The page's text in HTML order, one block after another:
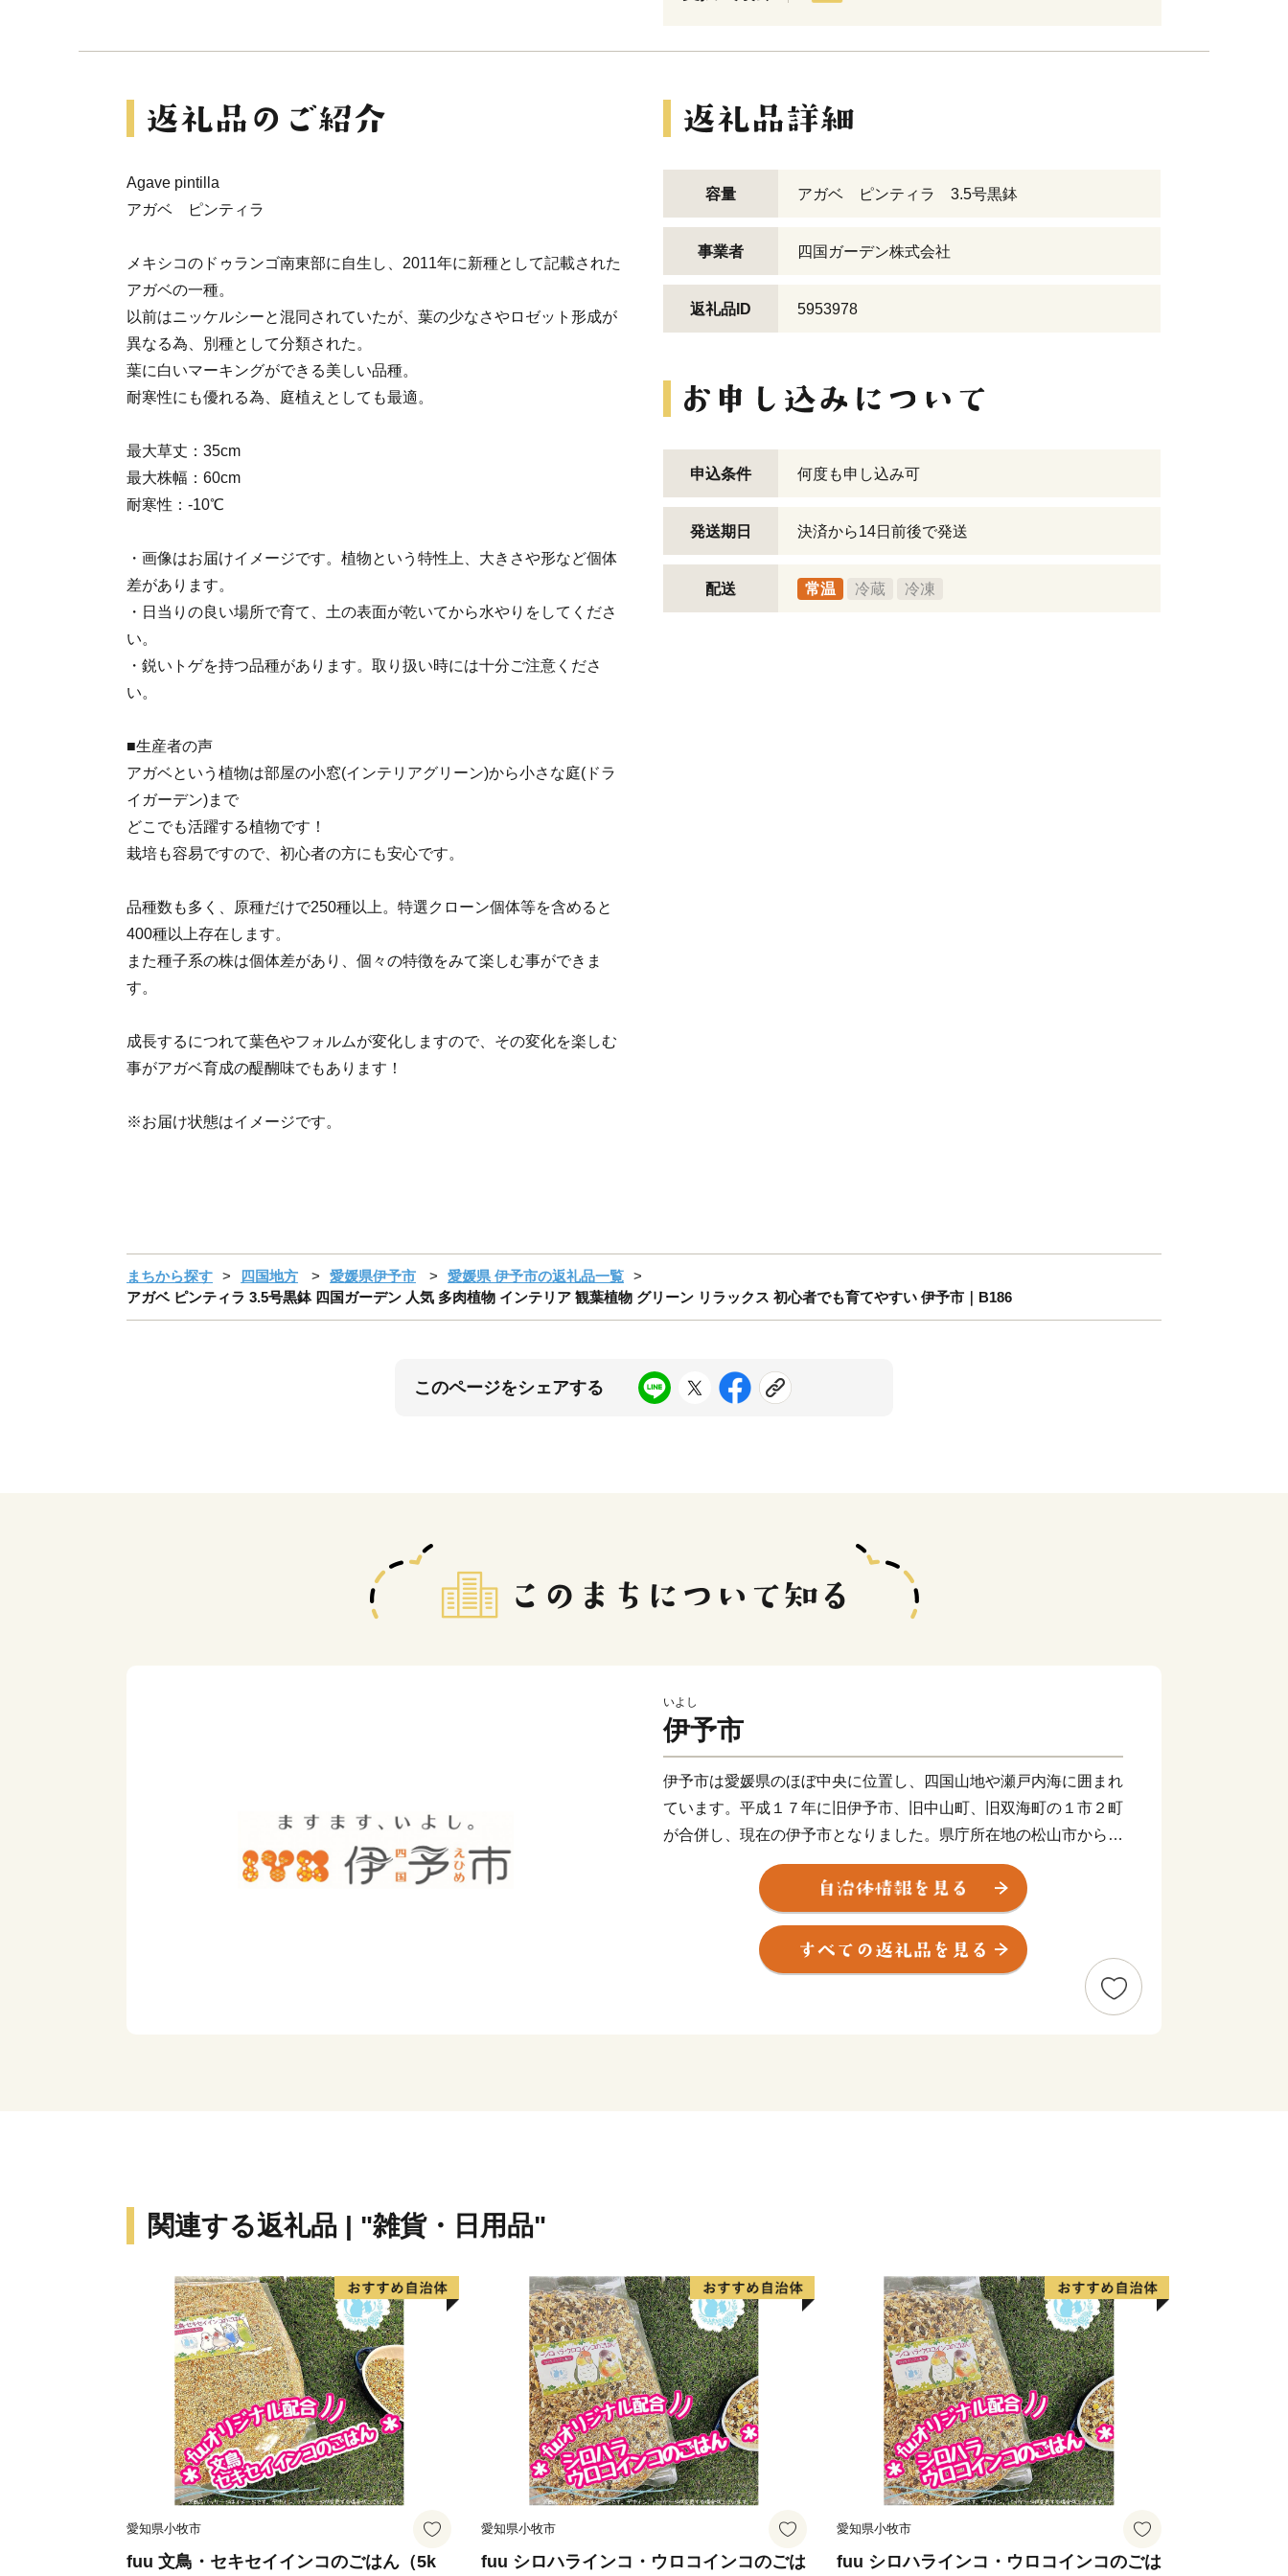
Agave pintilla
アガベ ピンティラ
メキシコのドゥランゴ南東部に自生し、2011年に新種として記載された
アガベの一種。
以前はニッケルシーと混同されていたが、葉の少なさやロゼット形成が
異なる為、別種として分類された。
葉に白いマーキングができる美しい品種。
耐寒性にも優れる為、庭植えとしても最適。
最大草丈：35cm
最大株幅：60cm
耐寒性：-10℃
・画像はお届けイメージです。植物という特性上、大きさや形など個体
差があります。
・日当りの良い場所で育て、土の表面が乾いてから水やりをしてくださ
い。
・鋭いトゲを持つ品種があります。取り扱い時には十分ご注意くださ
い。
■生産者の声
アガベという植物は部屋の小窓(インテリアグリーン)から小さな庭(ドラ
イガーデン)まで
どこでも活躍する植物です！
栽培も容易ですので、初心者の方にも安心です。
品種数も多く、原種だけで250種以上。特選クローン個体等を含めると
400種以上存在します。
また種子系の株は個体差があり、個々の特徴をみて楽しむ事ができま
す。
成長するにつれて葉色やフォルムが変化しますので、その変化を楽しむ
事がアガベ育成の醍醐味でもあります！
※お届け状態はイメージです。
容量 アガベ ピンティラ 3.5号黒鉢
事業者 四国ガーデン株式会社
返礼品ID 5953978
申込条件 何度も申し込み可
発送期日 決済から14日前後で発送
配送 常温 冷蔵 冷凍
まちから探す 四国地方 愛媛県伊予市
愛媛県 伊予市の返礼品一覧
アガベ ピンティラ 3.5号黒鉢 四国ガーデン 人気 多肉植物 インテリア 観葉植物 グリーン リラックス 初心者でも育てやすい 伊予市｜B186
このページをシェアする
いよし
伊予市
伊予市は愛媛県のほぼ中央に位置し、四国山地や瀬戸内海に囲まれ
ています。平成１７年に旧伊予市、旧中山町、旧双海町の１市２町
が合併し、現在の伊予市となりました。県庁所在地の松山市からも
近く、松山空港から車で２５分ほど。アクセスも良く住みやすいま
伊予市の中心地郡中（ぐんちゅう）は商人の町として栄え、大手の
鰹節企業の工場や、小さな乾物商店までそろう出汁文化のまちで
す。８月に開催される伊予彩（いよさい）まつりでは県下でも有数
の中、手作りの工芸品や加工食品が製造されており、職人たちが住
む「クラフト」のまちです。
伊予市の西部の海岸線沿いを中心に広がる双海町は、「しずむ夕日
が立ち止まる町」として、伊予灘に沈む美しい夕日を活かしたまち
づくりに取り組んできました。水産業が盛んな地域で、中でも下灘
漁港で水揚げされるハモが有名です。他にタイ、サワラ、マナガツ
オ、イワシなどの様々な魚介類が水揚げされています。双海町には
恋人の聖地として知られる双海シーサイド公園、海に最も近い駅と
して知られ、度々テレビで紹介される有名観光地となった下灘駅が
あり、夏を中心として多くの方でにぎわっています。
関連する返礼品 | "雑貨・日用品"
愛知県小牧市
fuu 文鳥・セキセイインコのごはん（5k
愛知県小牧市
fuu シロハラインコ・ウロコインコのごは
愛知県小牧市
fuu シロハラインコ・ウロコインコのごは